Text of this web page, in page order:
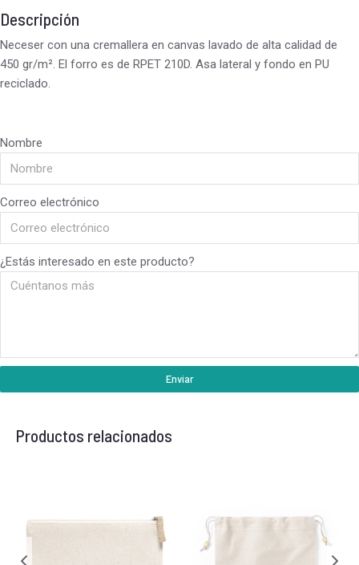
Descripción
Neceser con una cremallera en canvas lavado de alta calidad de
450 gr/m². El forro es de RPET 210D. Asa lateral y fondo en PU
reciclado.
Nombre
Correo electrónico
¿Estás interesado en este producto?
Enviar
Productos relacionados